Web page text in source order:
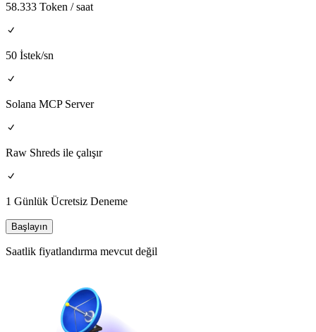
58.333 Token / saat
50 İstek/sn
Solana MCP Server
Raw Shreds ile çalışır
1 Günlük Ücretsiz Deneme
Başlayın
Saatlik fiyatlandırma mevcut değil